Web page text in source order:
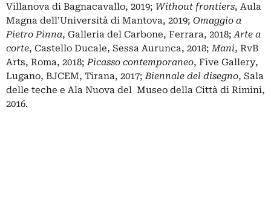
Villanova di Bagnacavallo, 2019; Without frontiers, Aula
Magna dell’Università di Mantova, 2019; Omaggio a
Pietro Pinna, Galleria del Carbone, Ferrara, 2018;Arte a
corte, Castello Ducale, Sessa Aurunca, 2018;Mani, RvB
Arts, Roma, 2018;Picasso contemporaneo, Five Gallery,
Lugano, BJCEM, Tirana, 2017;Biennale del disegno, Sala
delle teche e Ala Nuova del Museo della Città di Rimini,
2016.